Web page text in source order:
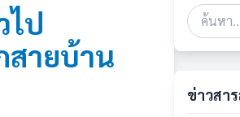
ไป
สายบ้าน
ข่าวสา